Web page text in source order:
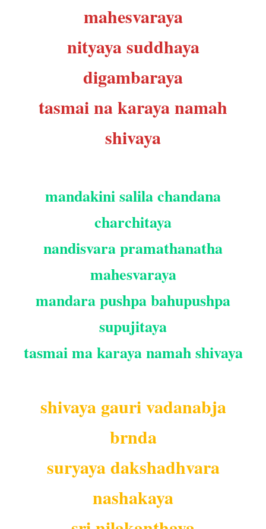
mahesvaraya
nityaya suddhaya
digambaraya
tasmai na karaya namah
shivaya
mandakini salila chandana
charchitaya
nandisvara pramathanatha
mahesvaraya
mandara pushpa bahupushpa
supujitaya
tasmai ma karaya namah shivaya
shivaya gauri vadanabja
brnda
suryaya dakshadhvara
nashakaya